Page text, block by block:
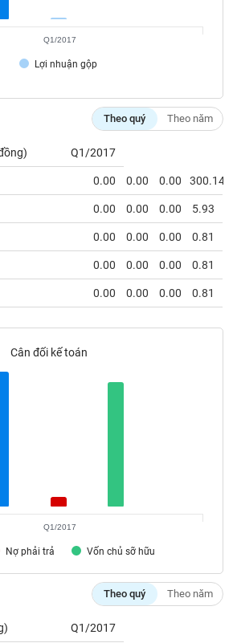
Lợi nhuận gộp
Q1/2017
Theo quý Theo năm
Q1/2017
0.00 0.00 0.00 300.14
0.00 0.00 0.00 5.93
0.00 0.00 0.00 0.81
0.00 0.00 0.00 0.81
0.00 0.00 0.00 0.81
Cân đối kế toán
Nợ phải trả Vốn chủ sỡ hữu
Q1/2017
Theo quý Theo năm
Q1/2017